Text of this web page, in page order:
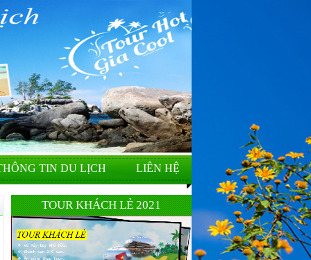
TIN DU LỊCH LIÊN HỆ
TOUR KHÁCH LẺ 2021